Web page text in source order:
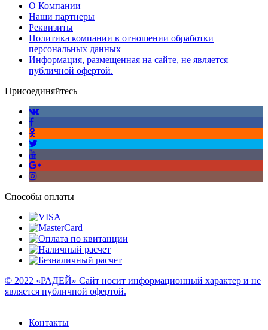
О Компании
Наши партнеры
Реквизиты
Политика компании в отношении обработки
персональных данных
Информация, размещенная на сайте, не является
публичной офертой.
Присоединяйтесь
Способы оплаты
© 2022 «РАДЕЙ» Сайт носит информационный характер и не
является публичной офертой.
Контакты